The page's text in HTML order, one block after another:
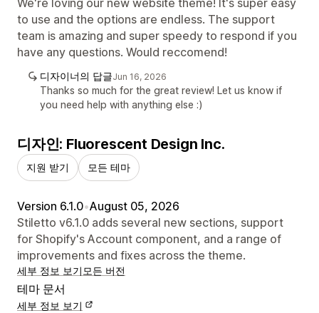
to use and the options are endless. The support
team is amazing and super speedy to respond if you
have any questions. Would reccomend!
디자이너의 답글Jun 16, 2026
Thanks so much for the great review! Let us know if
you need help with anything else :)
디자인: Fluorescent Design Inc.
지원 받기 모든 테마
Version 6.1.0•August 05, 2026
Stiletto v6.1.0 adds several new sections, support
for Shopify's Account component, and a range of
improvements and fixes across the theme.
세부 정보 보기 모든 버전
테마 문서
세부 정보 보기